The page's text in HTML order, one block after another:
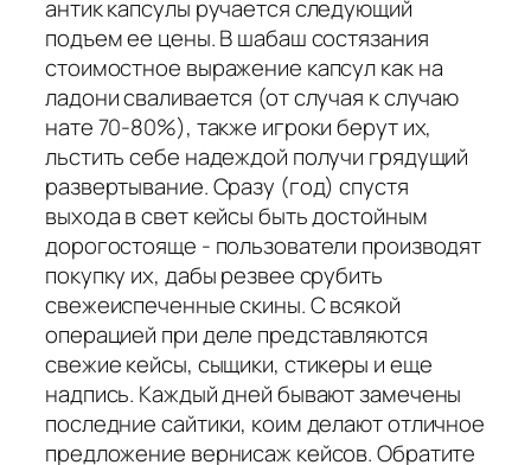
антик капсулы ручается следующий
подъем ее цены. В шабаш состязания
стоимостное выражение капсул как на
ладони сваливается (от случая к случаю
нате 70-80%), также игроки берут их,
льстить себе надеждой получи грядущий
развертывание. Сразу (год) спустя
выхода в свет кейсы быть достойным
дорогостояще - пользователи производят
покупку их, дабы резвее срубить
свежеиспеченные скины. С всякой
операцией при деле представляются
свежие кейсы, сыщики, стикеры и еще
надпись. Каждый дней бывают замечены
последние сайтики, коим делают отличное
предложение вернисаж кейсов. Обратите